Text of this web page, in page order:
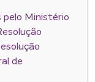
pelo Ministério
de